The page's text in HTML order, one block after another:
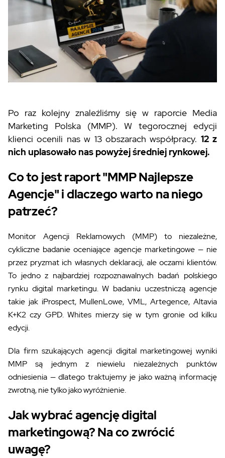
Po raz kolejny znaleźliśmy się w raporcie Media
Marketing Polska (MMP). W tegorocznej edycji
klienci ocenili nas w 13 obszarach współpracy. 12 z
nich uplasowało nas powyżej średniej rynkowej.
Co to jest raport "MMP Najlepsze
Agencje" i dlaczego warto na niego
patrzeć?
Monitor Agencji Reklamowych (MMP) to niezależne,
cykliczne badanie oceniające agencje marketingowe — nie
przez pryzmat ich własnych deklaracji, ale oczami klientów.
To jedno z najbardziej rozpoznawalnych badań polskiego
rynku digital marketingu. W badaniu uczestniczą agencje
takie jak iProspect, MullenLowe, VML, Artegence, Altavia
K+K2 czy GPD. Whites mierzy się w tym gronie od kilku
edycji.
Dla firm szukających agencji digital marketingowej wyniki
MMP są jednym z niewielu niezależnych punktów
odniesienia — dlatego traktujemy je jako ważną informację
zwrotną, nie tylko jako wyróżnienie.
Jak wybrać agencję digital
marketingową? Na co zwrócić
uwagę?